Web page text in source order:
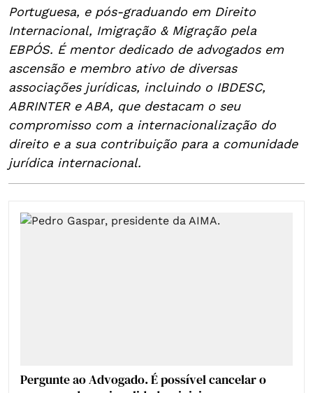
Portuguesa, e pós-graduando em Direito
Internacional, Imigração & Migração pela
EBPÓS. É mentor dedicado de advogados em
ascensão e membro ativo de diversas
associações jurídicas, incluindo o IBDESC,
ABRINTER e ABA, que destacam o seu
compromisso com a internacionalização do
direito e a sua contribuição para a comunidade
jurídica internacional.
Pergunte ao Advogado. É possível cancelar o